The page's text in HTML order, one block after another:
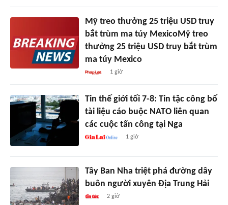
Mỹ treo thưởng 25 triệu USD truy
bắt trùm ma túy MexicoMỹ treo
thưởng 25 triệu USD truy bắt trùm
ma túy Mexico
1 giờ
Tin thế giới tối 7-8: Tin tặc công bố
tài liệu cáo buộc NATO liên quan
các cuộc tấn công tại Nga
1 giờ
Tây Ban Nha triệt phá đường dây
buôn người xuyên Địa Trung Hải
2 giờ